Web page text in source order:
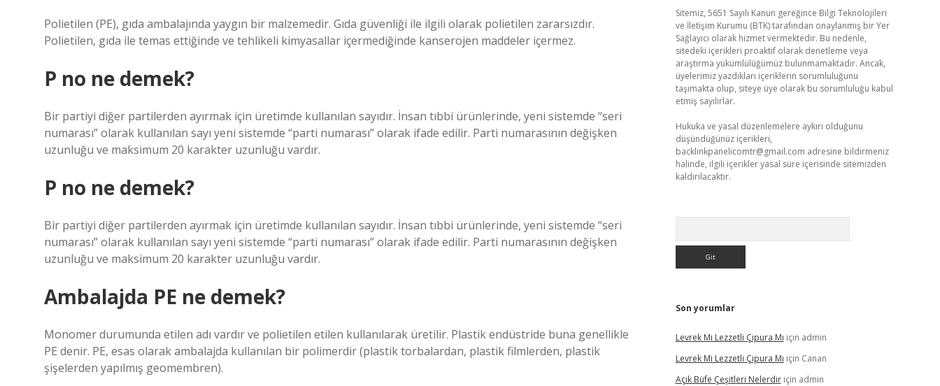
Polietilen (PE), gıda ambalajında ​​yaygın bir malzemedir. Gıda güvenliği ile ilgili olarak polietilen zararsızdır.
Polietilen, gıda ile temas ettiğinde ve tehlikeli kimyasallar içermediğinde kanserojen maddeler içermez.
P no ne demek?
Bir partiyi diğer partilerden ayırmak için üretimde kullanılan sayıdır. İnsan tıbbi ürünlerinde, yeni sistemde “seri
numarası” olarak kullanılan sayı yeni sistemde “parti numarası” olarak ifade edilir. Parti numarasının değişken
uzunluğu ve maksimum 20 karakter uzunluğu vardır.
P no ne demek?
Bir partiyi diğer partilerden ayırmak için üretimde kullanılan sayıdır. İnsan tıbbi ürünlerinde, yeni sistemde “seri
numarası” olarak kullanılan sayı yeni sistemde “parti numarası” olarak ifade edilir. Parti numarasının değişken
uzunluğu ve maksimum 20 karakter uzunluğu vardır.
Ambalajda PE ne demek?
Monomer durumunda etilen adı vardır ve polietilen etilen kullanılarak üretilir. Plastik endüstride buna genellikle
PE denir. PE, esas olarak ambalajda kullanılan bir polimerdir (plastik torbalardan, plastik filmlerden, plastik
şişelerden yapılmış geomembren).
Sitemiz, 5651 Sayılı Kanun gereğince Bilgi Teknolojileri
ve İletişim Kurumu (BTK) tarafından onaylanmış bir Yer
Sağlayıcı olarak hizmet vermektedir. Bu nedenle,
sitedeki içerikleri proaktif olarak denetleme veya
araştırma yükümlülüğümüz bulunmamaktadır. Ancak,
üyelerimiz yazdıkları içeriklerin sorumluluğunu
taşımakta olup, siteye üye olarak bu sorumluluğu kabul
etmiş sayılırlar.
Hukuka ve yasal düzenlemelere aykırı olduğunu
düşündüğünüz içerikleri,
backlinkpanelicomtr@gmail.com adresine bildirmeniz
halinde, ilgili içerikler yasal süre içerisinde sitemizden
kaldırılacaktır.
Son yorumlar
Levrek Mi Lezzetli Çipura Mı için admin
Levrek Mi Lezzetli Çipura Mı için Canan
Açık Büfe Çeşitleri Nelerdiriçin admin